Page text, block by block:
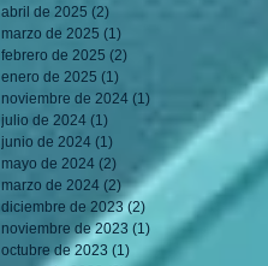
abril de 2025 (2)
marzo de 2025 (1)
febrero de 2025 (2)
enero de 2025 (1)
noviembre de 2024 (1)
julio de 2024 (1)
junio de 2024 (1)
mayo de 2024 (2) 2 entradas
marzo de 2024 (2)2 entradas
diciembre de 2023 (2) 2 entradas
noviembre de 2023 (1) 1 entrada
octubre de 2023 (1) 1 entrada